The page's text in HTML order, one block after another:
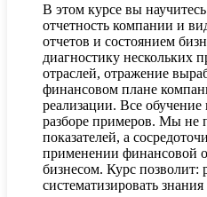
В этом курсе вы
отчетность компании и
отчетов и состоянием
диагностику нескольких
отраслей, отражение
финансовом плане
реализации. Все
разборе примеров. Мы не
показателей, а
применении финансовой
бизнесом. Курс позволит:
систематизировать